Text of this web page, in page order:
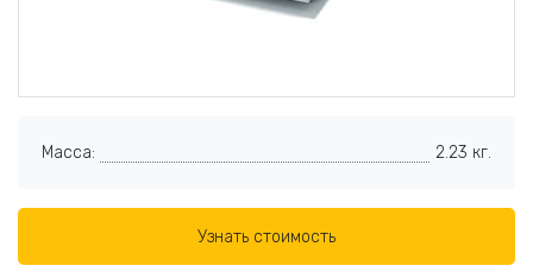
Масса: 2.23 кг.
Узнать стоимость